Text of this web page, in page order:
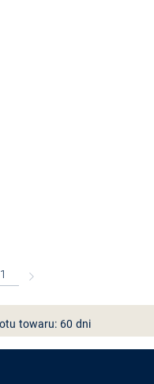
towaru: 60 dni
GRAAF